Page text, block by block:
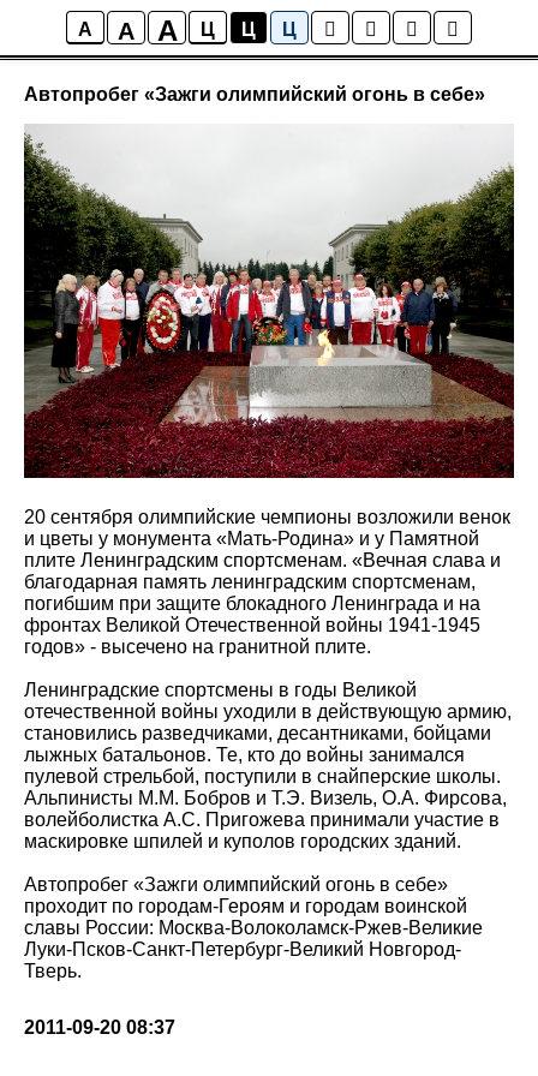
A A A Ц Ц Ц
Новости
Автопробег «Зажги олимпийский огонь в себе»
20 сентября олимпийские чемпионы возложили венок
и цветы у монумента «Мать-Родина» и у Памятной
плите Ленинградским спортсменам. «Вечная слава и
благодарная память ленинградским спортсменам,
погибшим при защите блокадного Ленинграда и на
фронтах Великой Отечественной войны 1941-1945
годов» - высечено на гранитной плите.
Ленинградские спортсмены в годы Великой
отечественной войны уходили в действующую армию,
становились разведчиками, десантниками, бойцами
лыжных батальонов. Те, кто до войны занимался
пулевой стрельбой, поступили в снайперские школы.
Альпинисты М.М. Бобров и Т.Э. Визель, О.А. Фирсова,
волейболистка А.С. Пригожева принимали участие в
маскировке шпилей и куполов городских зданий.
Автопробег «Зажги олимпийский огонь в себе»
проходит по городам-Героям и городам воинской
славы России: Москва-Волоколамск-Ржев-Великие
Луки-Псков-Санкт-Петербург-Великий Новгород-
Тверь.
2011-09-20 08:37